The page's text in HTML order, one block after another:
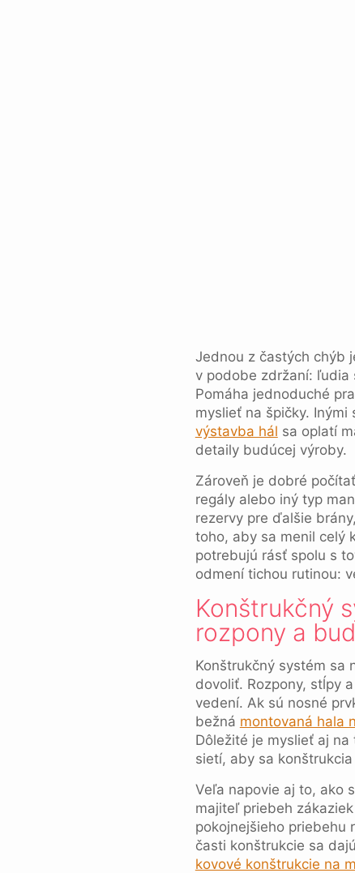
Jednou z častých chýb
v podobe zdržaní: ľudia
Pomáha jednoduché
myslieť na špičky.
výstavba hál sa oplatí
detaily budúcej výroby.
Zároveň je dobré
regály alebo iný typ
rezervy pre ďalšie
toho, aby sa menil celý
potrebujú rásť spolu s
odmení tichou rutinou:
Konštrukčný
rozpony a
Konštrukčný systém sa
dovoliť. Rozpony, stĺpy
vedení. Ak sú nosné
bežná montovaná hala
Dôležité je myslieť aj
sietí, aby sa konštrukcia
Veľa napovie aj to, ako
majiteľ priebeh
pokojnejšieho priebehu
časti konštrukcie sa
kovové konštrukcie na